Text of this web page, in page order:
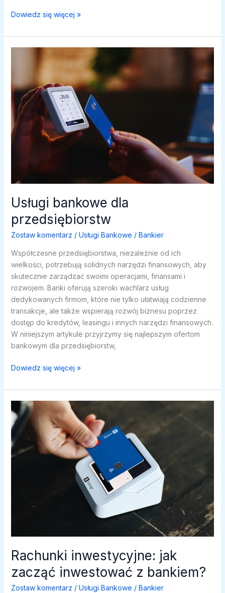
Usługi
finansowego
w
Dowiedz się więcej »
Usługi bankowe dla
przedsiębiorstw
Zostaw komentarz / Usługi Bankowe / Bankier
Współczesne przedsiębiorstwa, niezależnie od ich
wielkości, potrzebują solidnych narzędzi finansowych, aby
skutecznie zarządzać swoimi operacjami, finansami i
rozwojem. Banki oferują szeroki wachlarz usług
dedykowanych firmom, które nie tylko ułatwiają codzienne
transakcje, ale także wspierają rozwój biznesu poprzez
dostęp do kredytów, leasingu i innych narzędzi finansowych.
W niniejszym artykule przyjrzymy się najlepszym ofertom
bankowym dla przedsiębiorstw,
Usługi
dla
przedsiębiorstw
Dowiedz się więcej »
Rachunki inwestycyjne: jak
zacząć inwestować z bankiem?
Zostaw komentarz / Usługi Bankowe / Bankier